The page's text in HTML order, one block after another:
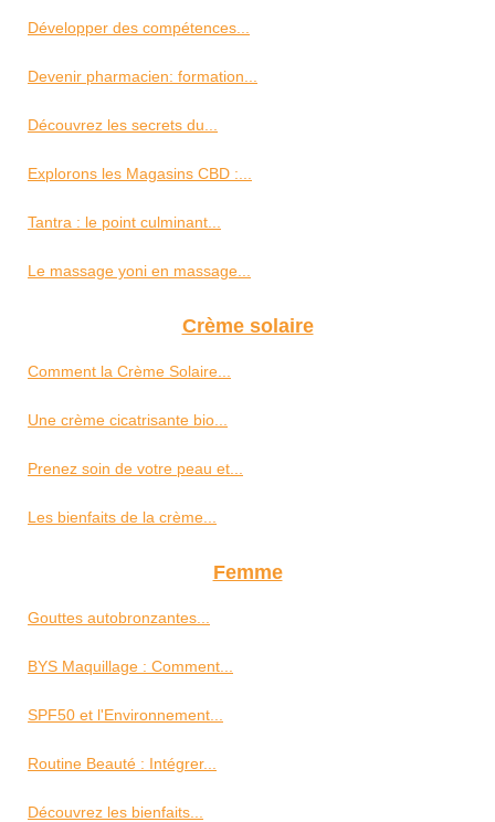
Développer des compétences...
Devenir pharmacien: formation...
Découvrez les secrets du...
Explorons les Magasins CBD :...
Tantra : le point culminant...
Le massage yoni en massage...
Crème solaire
Comment la Crème Solaire...
Une crème cicatrisante bio...
Prenez soin de votre peau et...
Les bienfaits de la crème...
Femme
Gouttes autobronzantes...
BYS Maquillage : Comment...
SPF50 et l'Environnement...
Routine Beauté : Intégrer...
Découvrez les bienfaits...